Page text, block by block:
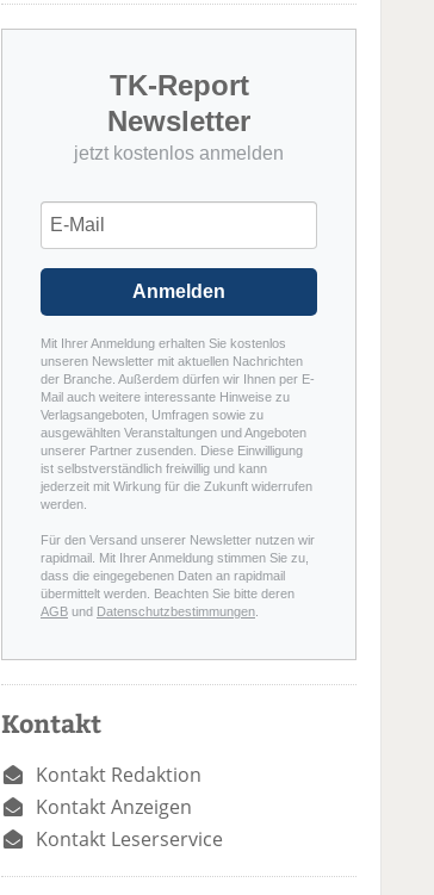
TK-Report
Newsletter
jetzt kostenlos anmelden
Anmelden
Mit Ihrer Anmeldung erhalten Sie kostenlos
unseren Newsletter mit aktuellen Nachrichten
der Branche. Außerdem dürfen wir Ihnen per E-
Mail auch weitere interessante Hinweise zu
Verlagsangeboten, Umfragen sowie zu
ausgewählten Veranstaltungen und Angeboten
unserer Partner zusenden. Diese Einwilligung
ist selbstverständlich freiwillig und kann
jederzeit mit Wirkung für die Zukunft widerrufen
werden.
Für den Versand unserer Newsletter nutzen wir
rapidmail. Mit Ihrer Anmeldung stimmen Sie zu,
dass die eingegebenen Daten an rapidmail
übermittelt werden. Beachten Sie bitte deren
AGB und Datenschutzbestimmungen
Kontakt
Kontakt Redaktion
Kontakt Anzeigen
Kontakt Leserservice